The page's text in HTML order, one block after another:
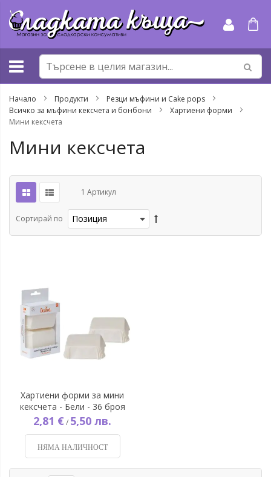
към
съдържанието
Начало Продукти
Резци мъфини и Cake pops
Всичко за мъфини кексчета и бонбони
Хартиени форми
Мини кексчeта
Мини кексчeта
1 Артикул
Сортирай по
Хартиени форми за мини
кексчета - Бели - 36 броя
2,81 € / 5,50 лв.
НЯМА НАЛИЧНОСТ